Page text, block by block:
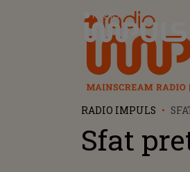
Radio Impuls
RADIO IMPULS
Sfat